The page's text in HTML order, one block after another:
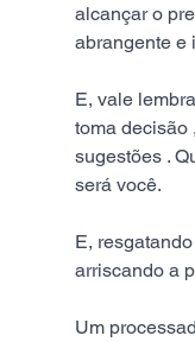
alcançar o
abrangente e
E, vale
toma decisão
sugestões .
será você.
E,
arriscando a
Um